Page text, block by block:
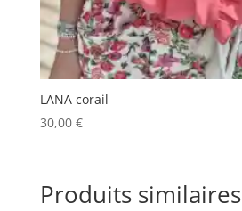
LANA corail
30,00 €
Produits similaires